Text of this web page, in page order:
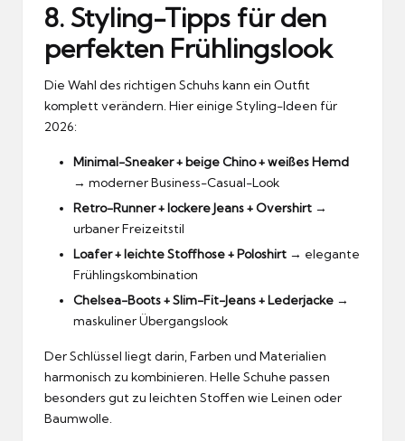
8. Styling-Tipps für den
perfekten Frühlingslook
Die Wahl des richtigen Schuhs kann ein Outfit
komplett verändern. Hier einige Styling-Ideen für
2026:
Minimal-Sneaker + beige Chino + weißes Hemd
→ moderner Business-Casual-Look
Retro-Runner + lockere Jeans + Overshirt →
urbaner Freizeitstil
Loafer + leichte Stoffhose + Poloshirt → elegante
Frühlingskombination
Chelsea-Boots + Slim-Fit-Jeans + Lederjacke →
maskuliner Übergangslook
Der Schlüssel liegt darin, Farben und Materialien
harmonisch zu kombinieren. Helle Schuhe passen
besonders gut zu leichten Stoffen wie Leinen oder
Baumwolle.